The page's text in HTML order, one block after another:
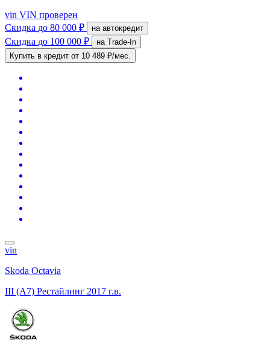
vin VIN проверен
Скидка до 80 000 ₽ на автокредит
Скидка до 100 000 ₽
на Trade-In
Купить в кредит от 10 489 ₽/мес.
vin
Skoda Octavia
III (A7) Рестайлинг 2017 г.в.